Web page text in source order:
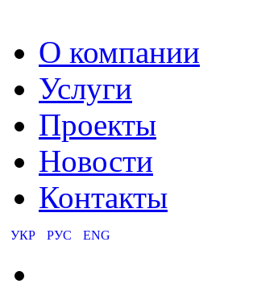
О компании
Услуги
Проекты
Новости
Контакты
УКР РУС ENG